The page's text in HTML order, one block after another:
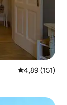
4,89 av 5 i
4,89 (151)